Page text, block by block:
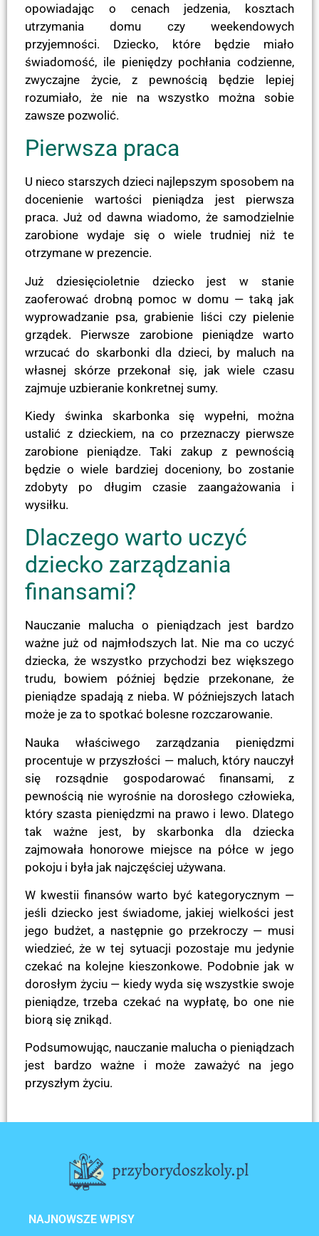
opowiadając o cenach jedzenia, kosztach
utrzymania domu czy weekendowych
przyjemności. Dziecko, które będzie miało
świadomość, ile pieniędzy pochłania codzienne,
zwyczajne życie, z pewnością będzie lepiej
rozumiało, że nie na wszystko można sobie
zawsze pozwolić.
Pierwsza praca
U nieco starszych dzieci najlepszym sposobem na
docenienie wartości pieniądza jest pierwsza
praca. Już od dawna wiadomo, że samodzielnie
zarobione wydaje się o wiele trudniej niż te
otrzymane w prezencie.
Już dziesięcioletnie dziecko jest w stanie
zaoferować drobną pomoc w domu — taką jak
wyprowadzanie psa, grabienie liści czy pielenie
grządek. Pierwsze zarobione pieniądze warto
wrzucać do skarbonki dla dzieci, by maluch na
własnej skórze przekonał się, jak wiele czasu
zajmuje uzbieranie konkretnej sumy.
Kiedy świnka skarbonka się wypełni, można
ustalić z dzieckiem, na co przeznaczy pierwsze
zarobione pieniądze. Taki zakup z pewnością
będzie o wiele bardziej doceniony, bo zostanie
zdobyty po długim czasie zaangażowania i
wysiłku.
Dlaczego warto uczyć
dziecko zarządzania
finansami?
Nauczanie malucha o pieniądzach jest bardzo
ważne już od najmłodszych lat. Nie ma co uczyć
dziecka, że wszystko przychodzi bez większego
trudu, bowiem później będzie przekonane, że
pieniądze spadają z nieba. W późniejszych latach
może je za to spotkać bolesne rozczarowanie.
Nauka właściwego zarządzania pieniędzmi
procentuje w przyszłości — maluch, który nauczył
się rozsądnie gospodarować finansami, z
pewnością nie wyrośnie na dorosłego człowieka,
który szasta pieniędzmi na prawo i lewo. Dlatego
tak ważne jest, by skarbonka dla dziecka
zajmowała honorowe miejsce na półce w jego
pokoju i była jak najczęściej używana.
W kwestii finansów warto być kategorycznym —
jeśli dziecko jest świadome, jakiej wielkości jest
jego budżet, a następnie go przekroczy — musi
wiedzieć, że w tej sytuacji pozostaje mu jedynie
czekać na kolejne kieszonkowe. Podobnie jak w
dorosłym życiu — kiedy wyda się wszystkie swoje
pieniądze, trzeba czekać na wypłatę, bo one nie
biorą się znikąd.
Podsumowując, nauczanie malucha o pieniądzach
jest bardzo ważne i może zaważyć na jego
przyszłym życiu.
NAJNOWSZE WPISY